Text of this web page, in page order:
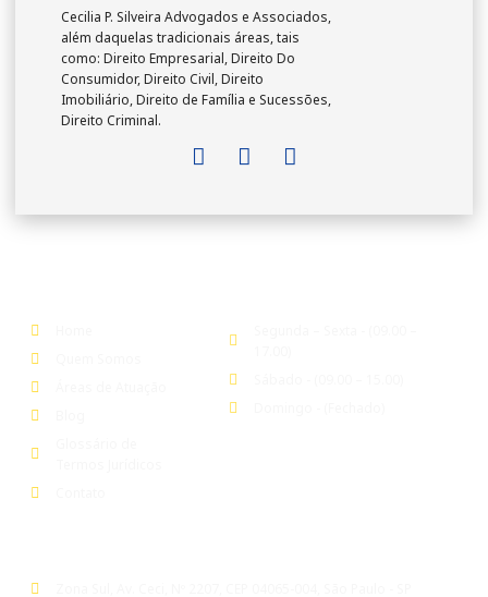
Cecilia P. Silveira Advogados e Associados,
além daquelas tradicionais áreas, tais
como: Direito Empresarial, Direito Do
Consumidor, Direito Civil, Direito
Imobiliário, Direito de Família e Sucessões,
Direito Criminal.